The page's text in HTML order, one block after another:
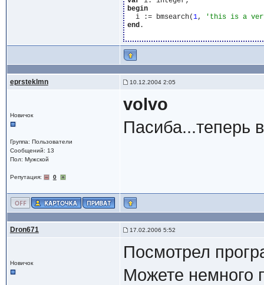
begin
  i := bmsearch(
1,
'this is a
end.
eprsteklmn 10.12.2004 2:05
Новичок
Группа: Пользователи
Сообщений: 13
Пол: Мужской
Репутация: 0
volvo
Пасиба...теперь
Dron671 17.02.2006 5:52
Новичок
Посмотрел
Можете немного